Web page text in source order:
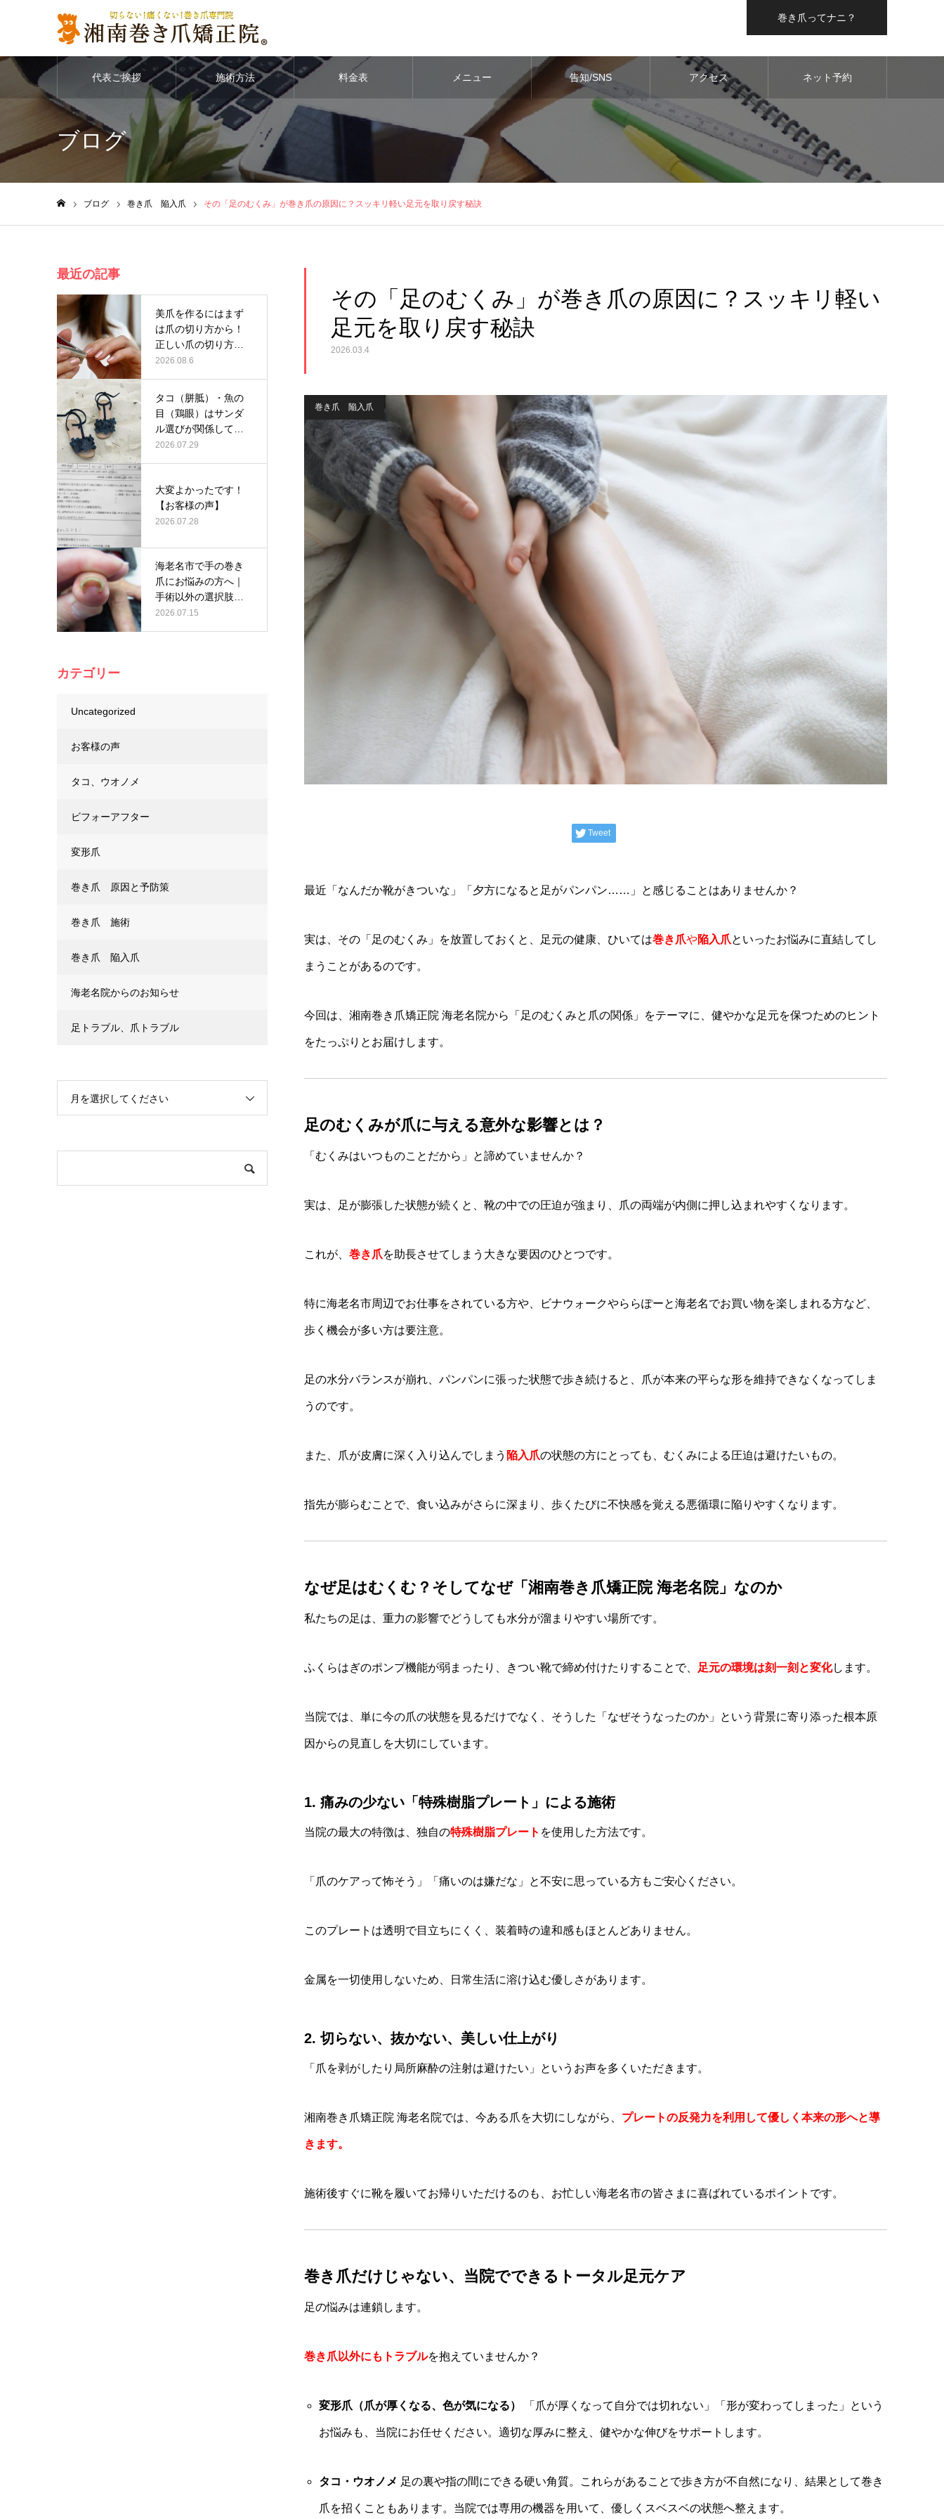
巻き爪ってナニ？
代表ご挨拶 施術方法 料金表 メニュー 告知/SNS アクセス ネット予約
ブログ
ブログ 巻き爪 陥入爪 その「足のむくみ」が巻き爪の原因に？スッキリ軽い足元を取り戻す秘訣
その「足のむくみ」が巻き爪の原因に？スッキリ軽い
足元を取り戻す秘訣
2026.03.4
巻き爪 陥入爪
Tweet
最近「なんだか靴がきついな」「夕方になると足がパンパン……」と感じることはありませんか？
実は、その「足のむくみ」を放置しておくと、足元の健康、ひいては巻き爪や陥入爪といったお悩みに直結してし
まうことがあるのです。
今回は、湘南巻き爪矯正院 海老名院から「足のむくみと爪の関係」をテーマに、健やかな足元を保つためのヒント
をたっぷりとお届けします。
足のむくみが爪に与える意外な影響とは？
「むくみはいつものことだから」と諦めていませんか？
実は、足が膨張した状態が続くと、靴の中での圧迫が強まり、爪の両端が内側に押し込まれやすくなります。
これが、 巻き爪を助長させてしまう大きな要因のひとつです。
特に海老名市周辺でお仕事をされている方や、ビナウォークやららぽーと海老名でお買い物を楽しまれる方など、
歩く機会が多い方は要注意。
足の水分バランスが崩れ、パンパンに張った状態で歩き続けると、爪が本来の平らな形を維持できなくなってしま
うのです。
また、爪が皮膚に深く入り込んでしまう 陥入爪の状態の方にとっても、むくみによる圧迫は避けたいもの。
指先が膨らむことで、食い込みがさらに深まり、歩くたびに不快感を覚える悪循環に陥りやすくなります。
なぜ足はむくむ？そしてなぜ「湘南巻き爪矯正院 海老名院」なのか
私たちの足は、重力の影響でどうしても水分が溜まりやすい場所です。
ふくらはぎのポンプ機能が弱まったり、きつい靴で締め付けたりすることで、 足元の環境は刻一刻と変化します。
当院では、単に今の爪の状態を見るだけでなく、そうした「なぜそうなったのか」という背景に寄り添った根本原
因からの見直しを大切にしています。
1. 痛みの少ない「特殊樹脂プレート」による施術
当院の最大の特徴は、独自の特殊樹脂プレート を使用した方法です。
「爪のケアって怖そう」「痛いのは嫌だな」と不安に思っている方もご安心ください。
このプレートは透明で目立ちにくく、装着時の違和感もほとんどありません。
金属を一切使用しないため、日常生活に溶け込む優しさがあります。
2. 切らない、抜かない、美しい仕上がり
「爪を剥がしたり局所麻酔の注射は避けたい」というお声を多くいただきます。
湘南巻き爪矯正院 海老名院では、今ある爪を大切にしながら、 プレートの反発力を利用して優しく本来の形へと導
きます。
施術後すぐに靴を履いてお帰りいただけるのも、お忙しい海老名市の皆さまに喜ばれているポイントです。
巻き爪だけじゃない、当院でできるトータル足元ケア
足の悩みは連鎖します。
巻き爪以外にもトラブルを抱えていませんか？
変形爪（爪が厚くなる、色が気になる） 「爪が厚くなって自分では切れない」「形が変わってしまった」という
お悩みも、当院にお任せください。適切な厚みに整え、健やかな伸びをサポートします。
タコ・ウオノメ 足の裏や指の間にできる硬い角質。これらがあることで歩き方が不自然になり、結果として巻き
爪を招くこともあります。当院では専用の機器を用いて、優しくスベスベの状態へ整えます。
最近の記事
美爪を作るにはまず
は爪の切り方から！
正しい爪の切り方と
は？
2026.08.6
タコ（胼胝）・魚の
目（鶏眼）はサンダ
ル選びが関係してい
るかも？
2026.07.29
大変よかったです！
【お客様の声】
2026.07.28
海老名市で手の巻き
爪にお悩みの方へ｜
手術以外の選択肢と
して当院の巻…
2026.07.15
カテゴリー
Uncategorized
お客様の声
タコ、ウオノメ
ビフォーアフター
変形爪
巻き爪 原因と予防策
巻き爪 施術
巻き爪 陥入爪
海老名院からのお知らせ
足トラブル、爪トラブル
月を選択してください